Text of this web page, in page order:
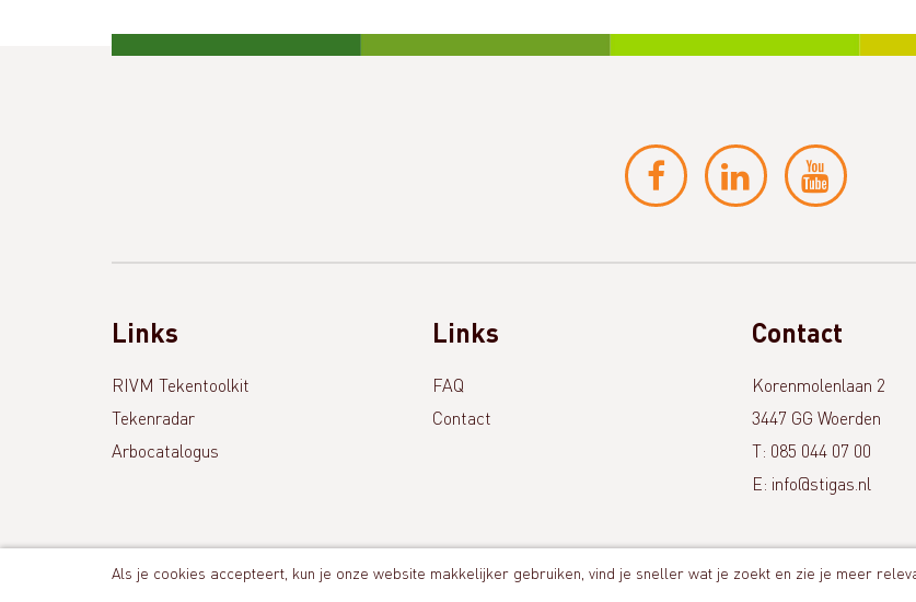
Links
RIVM Tekentoolkit
Tekenradar
Arbocatalogus
Links
FAQ
Contact
Als je cookies accepteert, kun je onze website makkelijker gebruiken, vind je sneller wat je zoekt en zie je meer
Contact
Korenmolenlaan 2
3447 GG Woerden
T: 085 044 07 00
E: info@stigas.nl